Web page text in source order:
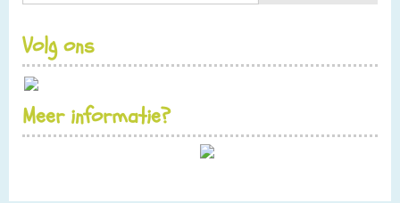
Volg ons
Meer informatie?